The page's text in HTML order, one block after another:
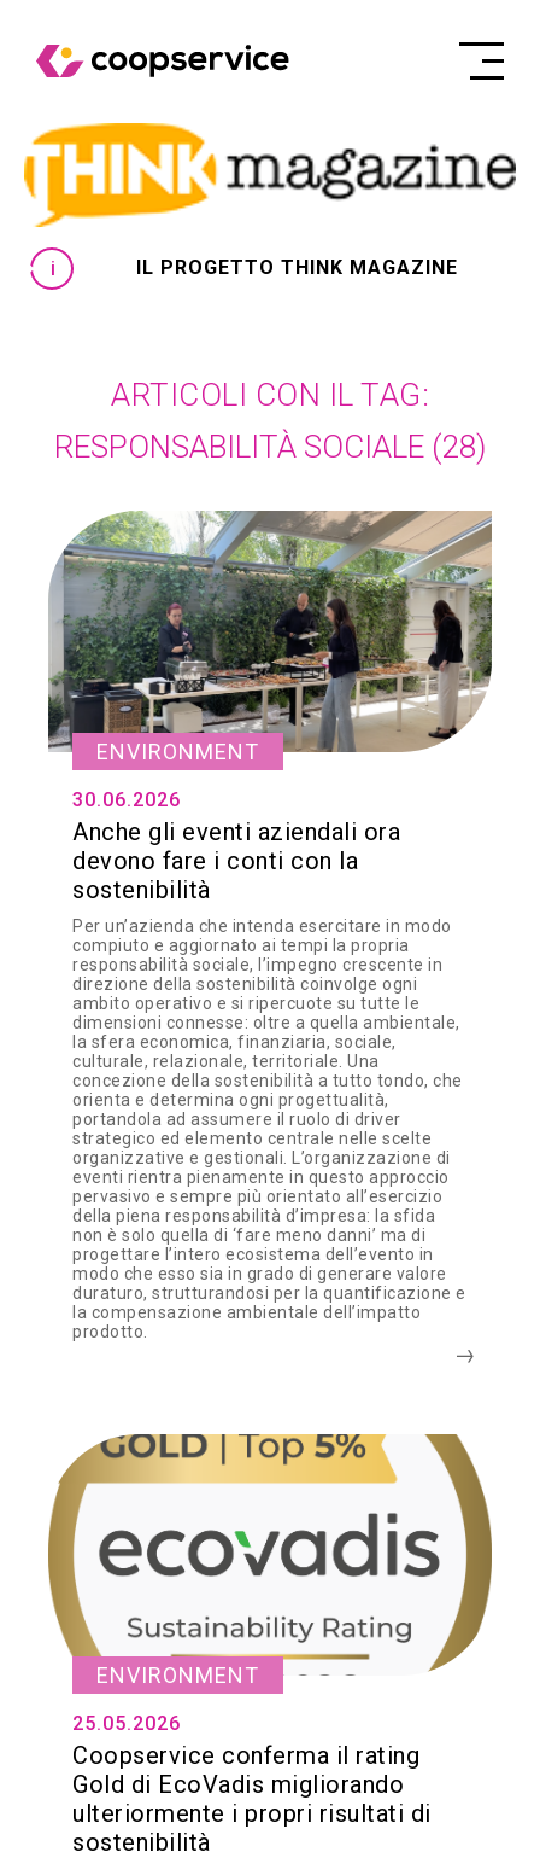
IL PROGETTO THINK MAGAZINE
RESPONSABILITÀ SOCIALE (28)
ARTICOLI CON IL TAG:
ENVIRONMENT
30.06.2026
Anche gli eventi aziendali ora
devono fare i conti con la
sostenibilità
Per un’azienda che intenda esercitare in modo
compiuto e aggiornato ai tempi la propria
responsabilità sociale, l’impegno crescente in
direzione della sostenibilità coinvolge ogni
ambito operativo e si ripercuote su tutte le
dimensioni connesse: oltre a quella ambientale,
la sfera economica, finanziaria, sociale,
culturale, relazionale, territoriale. Una
concezione della sostenibilità a tutto tondo, che
orienta e determina ogni progettualità,
portandola ad assumere il ruolo di driver
strategico ed elemento centrale nelle scelte
organizzative e gestionali. L’organizzazione di
eventi rientra pienamente in questo approccio
pervasivo e sempre più orientato all’esercizio
della piena responsabilità d’impresa: la sfida
non è solo quella di ‘fare meno danni’ ma di
progettare l’intero ecosistema dell’evento in
modo che esso sia in grado di generare valore
duraturo, strutturandosi per la quantificazione e
la compensazione ambientale dell’impatto
prodotto.
ENVIRONMENT
25.05.2026
Coopservice conferma il rating
Gold di EcoVadis migliorando
ulteriormente i propri risultati di
sostenibilità